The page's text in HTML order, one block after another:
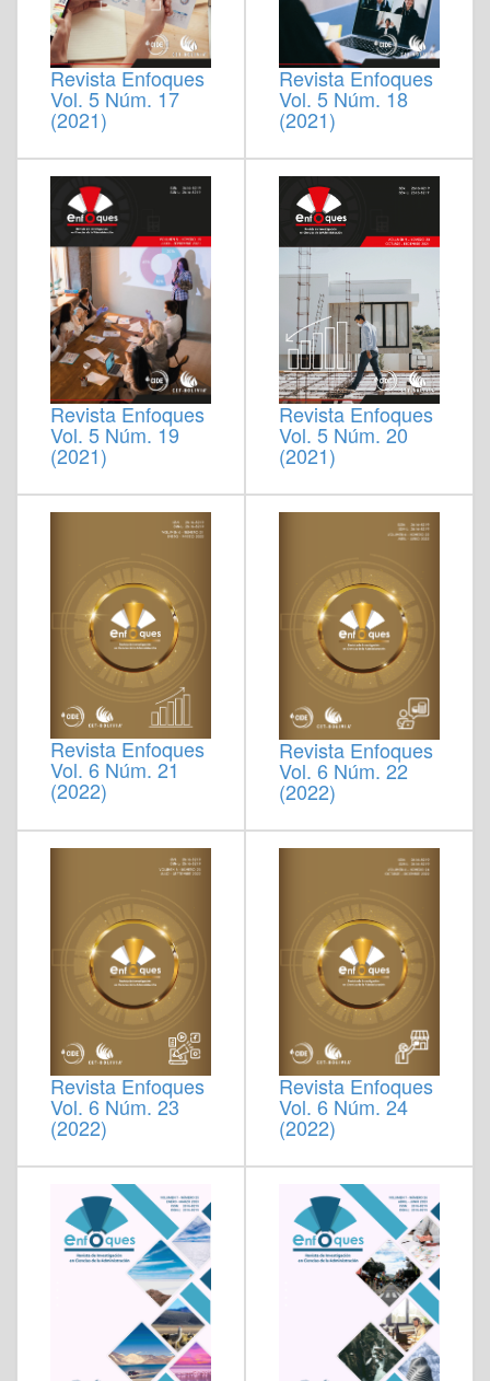
Revista Enfoques
Vol. 5 Núm. 17
(2021)
Revista Enfoques
Vol. 5 Núm. 18
(2021)
Revista Enfoques
Vol. 5 Núm. 19
(2021)
Revista Enfoques
Vol. 5 Núm. 20
(2021)
Revista Enfoques
Vol. 6 Núm. 21
(2022)
Revista Enfoques
Vol. 6 Núm. 22
(2022)
Revista Enfoques
Vol. 6 Núm. 23
(2022)
Revista Enfoques
Vol. 6 Núm. 24
(2022)